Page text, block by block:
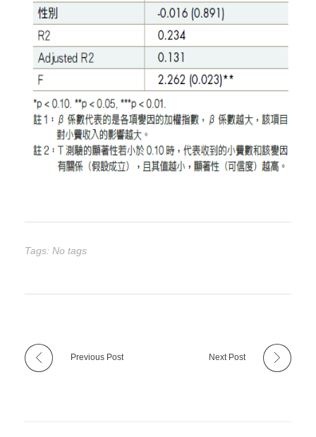
Tags: No tags
Previous Post Next Post